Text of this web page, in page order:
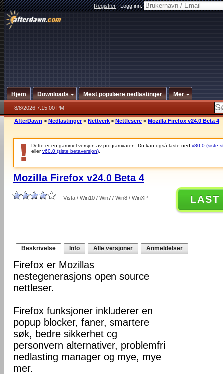
Registrer|Logg inn:
Hjem Downloads Mest populære nedlastinger Mer
8/8/2026 7:15:00 PM
AfterDawn > Nedlastinger > Nettverk > Nettlesere > Mozilla Firefox v24.0 Beta 4
Dette er en gammel versjon av programvaren. Du kan også laste ned v80.0 (siste
ellerv60.0 (siste betaversjon)
Mozilla Firefox v24.0 Beta 4
Vista / Win10 / Win7 / Win8 / WinXP LAST
Beskrivelse Info Alle versjoner Anmeldelser
Firefox er Mozillas
nestegenerasjons open source
nettleser.
Firefox funksjoner inkluderer en
popup blocker, faner, smartere
søk, bedre sikkerhet og
personvern alternativer, problemfri
nedlasting manager og mye, mye
mer.